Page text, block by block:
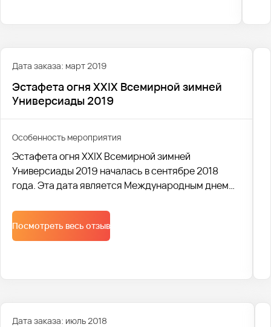
Дата заказа: март 2019
Эстафета огня XXIX Всемирной зимней
Универсиады 2019
Особенность мероприятия
Эстафета огня XXIX Всемирной зимней
Универсиады 2019 началась в сентябре 2018
года. Эта дата является Международным днем
факелоносцами был пронесен огонь
Универсиады более, чем по 30 городам России.
Посмотреть весь отзыв
Дата заказа: июль 2018